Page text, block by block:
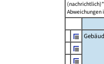
Abweichungen